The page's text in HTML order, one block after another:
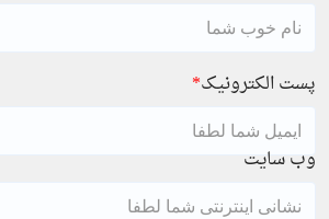
پست الکترونیک*
وب سایت